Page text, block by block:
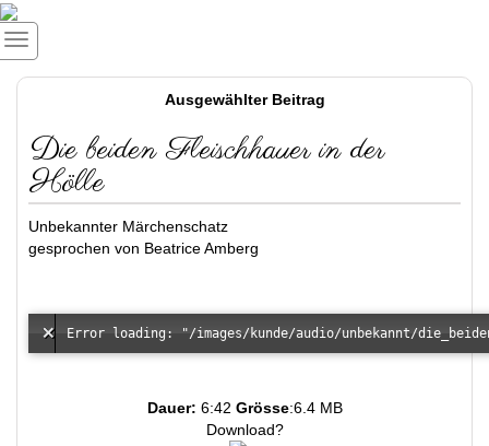
Ausgewählter Beitrag
Die beiden Fleischhauer in der
Hölle
Unbekannter Märchenschatz
gesprochen von Beatrice Amberg
Dauer: 6:42 Grösse:6.4 MB
Download?